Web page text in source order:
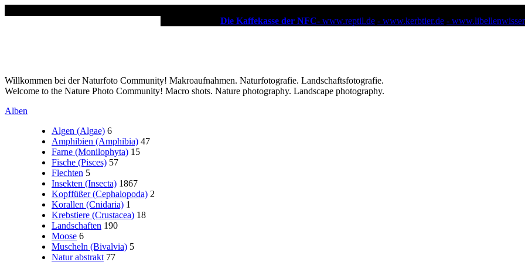
Die Kaffekasse der NFC- www.reptil.de - www.kerbtier.de -
Willkommen bei der Naturfoto Community! Makroaufnahmen. Naturfotografie. Landschaftsfotografie.
Welcome to the Nature Photo Community! Macro shots. Nature photography. Landscape photography.
Alben
Algen (Algae) 6
Amphibien (Amphibia) 47
Farne (Monilophyta) 15
Fische (Pisces) 57
Flechten 5
Insekten (Insecta) 1867
Kopffüßer (Cephalopoda) 2
Korallen (Cnidaria) 1
Krebstiere (Crustacea) 18
Landschaften 190
Moose 6
Muscheln (Bivalvia) 5
Natur abstrakt 77